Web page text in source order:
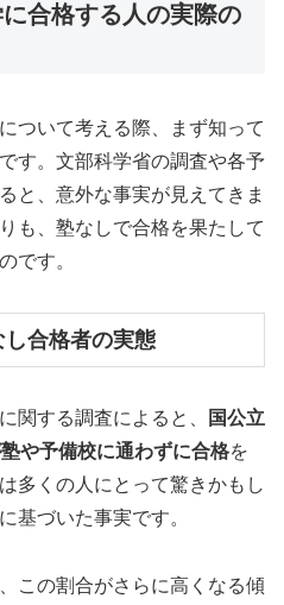
合格する人の実際の
ついて考える際、まず知って
す。文部科学省の調査や各予
と、意外な事実が見えてきま
も、塾なしで合格を果たして
です。
合格者の実態
関する調査によると、
国公立
や予備校に通わずに合格を
多くの人にとって驚きかもし
基づいた事実です。
この割合がさらに高くなる傾